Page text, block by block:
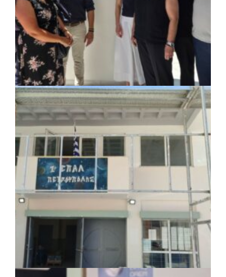
ΚΟΙΝΩΝΙΑ | 07/08/2026 · 18:01
Το Δημοτικό Κατάστημα Κουβαρά φέρει
πλέον το όνομα «Γεώργιος Πρίφτης»
07/08/2026 · 17:45